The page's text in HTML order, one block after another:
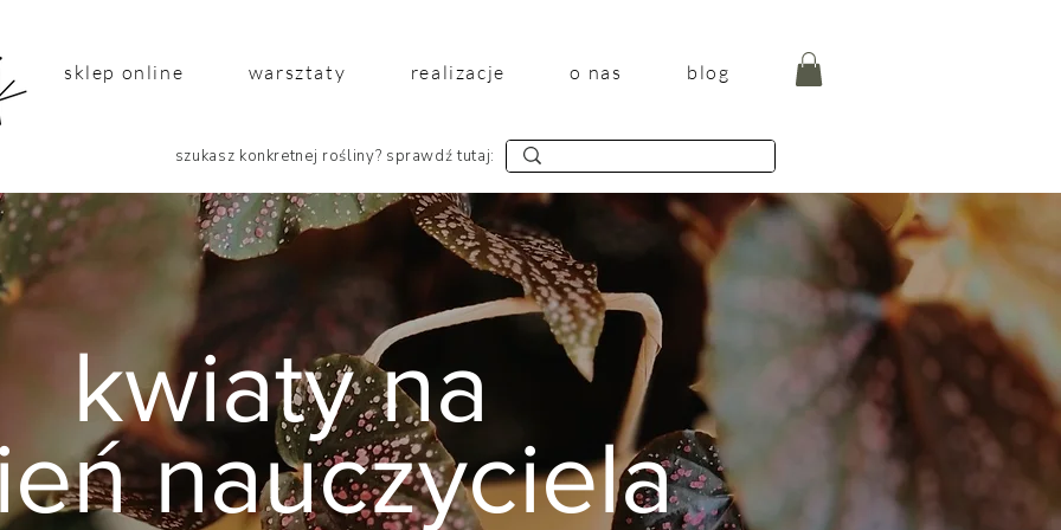
sklep online warsztaty realizacje o nas blog
szukasz konkretnej rośliny? sprawdź tutaj:
kwiaty na
nauczyciela